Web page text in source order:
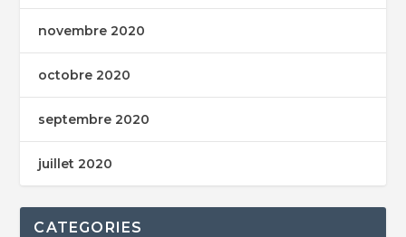
novembre 2020
octobre 2020
septembre 2020
juillet 2020
CATEGORIES